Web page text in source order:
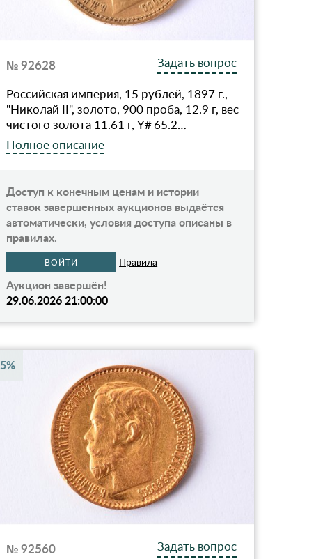
№ 92628
Задать вопрос
Российская империя, 15 рублей, 1897 г.,
"Николай II", золото, 900 проба, 12.9 г, вес
чистого золота 11.61 г, Y# 65.2…
Полное описание
Доступ к конечным ценам и истории
ставок завершенных аукционов выдаётся
автоматически, условия доступа описаны в
правилах.
ВОЙТИ Правила
Аукцион завершён!
29.06.2026 21:00:00
5%
№ 92560
Задать вопрос